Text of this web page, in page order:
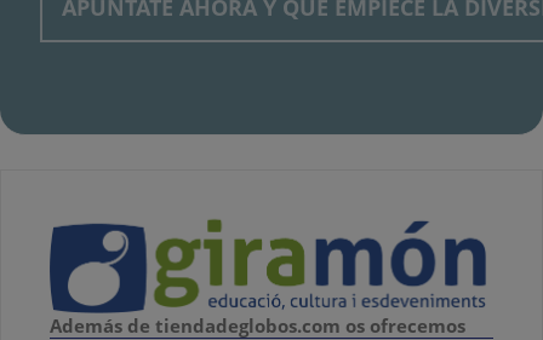
Además de tiendadeglobos.com os ofrecemos